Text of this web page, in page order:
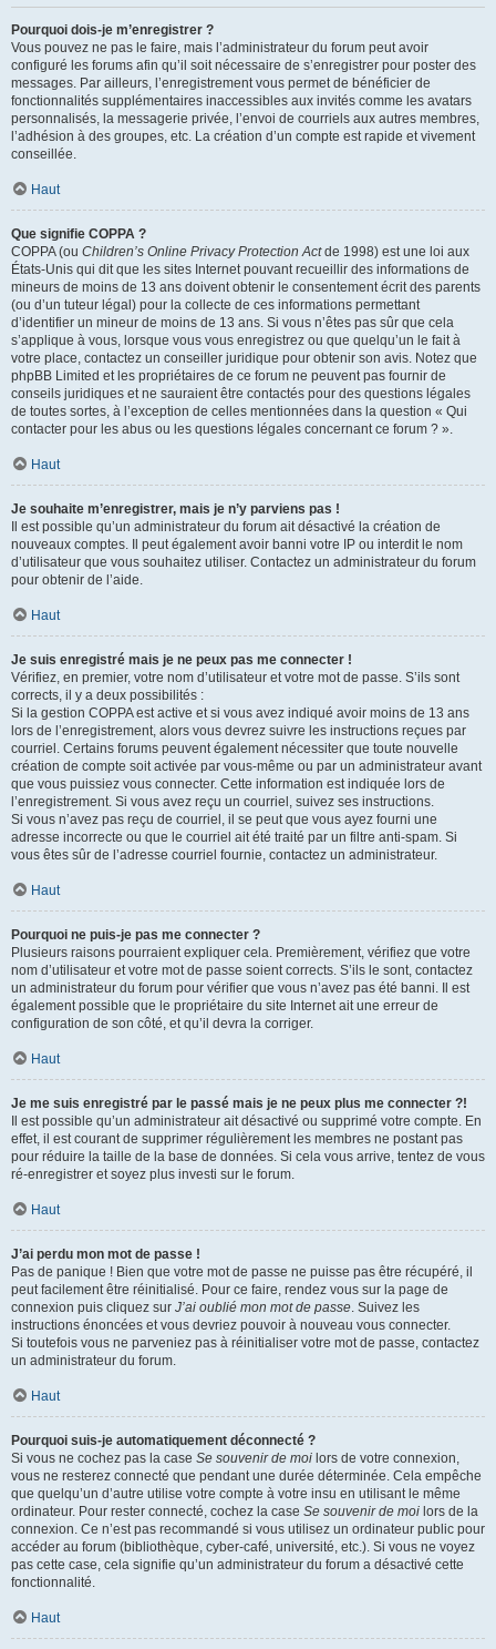
Pourquoi dois-je m’enregistrer ?
Vous pouvez ne pas le faire, mais l’administrateur du forum peut avoir
configuré les forums afin qu’il soit nécessaire de s’enregistrer pour poster des
messages. Par ailleurs, l’enregistrement vous permet de bénéficier de
fonctionnalités supplémentaires inaccessibles aux invités comme les avatars
personnalisés, la messagerie privée, l’envoi de courriels aux autres membres,
l’adhésion à des groupes, etc. La création d’un compte est rapide et vivement
conseillée.
Haut
Que signifie COPPA ?
COPPA (ou Children’s Online Privacy Protection Actde 1998) est une loi aux
États-Unis qui dit que les sites Internet pouvant recueillir des informations de
mineurs de moins de 13 ans doivent obtenir le consentement écrit des parents
(ou d’un tuteur légal) pour la collecte de ces informations permettant
d’identifier un mineur de moins de 13 ans. Si vous n’êtes pas sûr que cela
s’applique à vous, lorsque vous vous enregistrez ou que quelqu’un le fait à
votre place, contactez un conseiller juridique pour obtenir son avis. Notez que
phpBB Limited et les propriétaires de ce forum ne peuvent pas fournir de
conseils juridiques et ne sauraient être contactés pour des questions légales
de toutes sortes, à l’exception de celles mentionnées dans la question « Qui
contacter pour les abus ou les questions légales concernant ce forum ? ».
Haut
Je souhaite m’enregistrer, mais je n’y parviens pas !
Il est possible qu’un administrateur du forum ait désactivé la création de
nouveaux comptes. Il peut également avoir banni votre IP ou interdit le nom
d’utilisateur que vous souhaitez utiliser. Contactez un administrateur du forum
pour obtenir de l’aide.
Haut
Je suis enregistré mais je ne peux pas me connecter !
Vérifiez, en premier, votre nom d’utilisateur et votre mot de passe. S’ils sont
corrects, il y a deux possibilités :
Si la gestion COPPA est active et si vous avez indiqué avoir moins de 13 ans
lors de l’enregistrement, alors vous devrez suivre les instructions reçues par
courriel. Certains forums peuvent également nécessiter que toute nouvelle
création de compte soit activée par vous-même ou par un administrateur avant
que vous puissiez vous connecter. Cette information est indiquée lors de
l’enregistrement. Si vous avez reçu un courriel, suivez ses instructions.
Si vous n’avez pas reçu de courriel, il se peut que vous ayez fourni une
adresse incorrecte ou que le courriel ait été traité par un filtre anti-spam. Si
vous êtes sûr de l’adresse courriel fournie, contactez un administrateur.
Haut
Pourquoi ne puis-je pas me connecter ?
Plusieurs raisons pourraient expliquer cela. Premièrement, vérifiez que votre
nom d’utilisateur et votre mot de passe soient corrects. S’ils le sont, contactez
un administrateur du forum pour vérifier que vous n’avez pas été banni. Il est
également possible que le propriétaire du site Internet ait une erreur de
configuration de son côté, et qu’il devra la corriger.
Haut
Je me suis enregistré par le passé mais je ne peux plus me connecter ?!
Il est possible qu’un administrateur ait désactivé ou supprimé votre compte. En
effet, il est courant de supprimer régulièrement les membres ne postant pas
pour réduire la taille de la base de données. Si cela vous arrive, tentez de vous
ré-enregistrer et soyez plus investi sur le forum.
Haut
J’ai perdu mon mot de passe !
Pas de panique ! Bien que votre mot de passe ne puisse pas être récupéré, il
peut facilement être réinitialisé. Pour ce faire, rendez vous sur la page de
connexion puis cliquez sur J’ai oublié mon mot de passe. Suivez les
instructions énoncées et vous devriez pouvoir à nouveau vous connecter.
Si toutefois vous ne parveniez pas à réinitialiser votre mot de passe, contactez
un administrateur du forum.
Haut
Pourquoi suis-je automatiquement déconnecté ?
Si vous ne cochez pas la case Se souvenir de moi lors de votre connexion,
vous ne resterez connecté que pendant une durée déterminée. Cela empêche
que quelqu’un d’autre utilise votre compte à votre insu en utilisant le même
ordinateur. Pour rester connecté, cochez la case Se souvenir de moi lors de la
connexion. Ce n’est pas recommandé si vous utilisez un ordinateur public pour
accéder au forum (bibliothèque, cyber-café, université, etc.). Si vous ne voyez
pas cette case, cela signifie qu’un administrateur du forum a désactivé cette
fonctionnalité.
Haut